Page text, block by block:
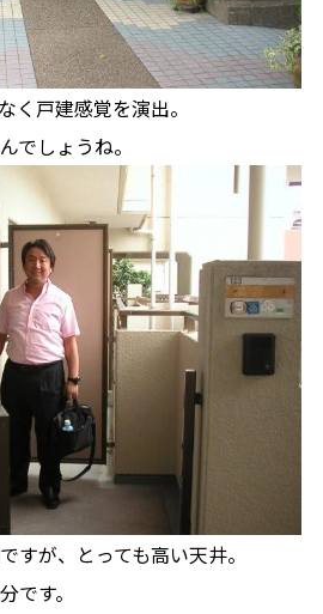
く戸建感覚を演出。
でしょうね。
すが、とっても高い天井。
です。